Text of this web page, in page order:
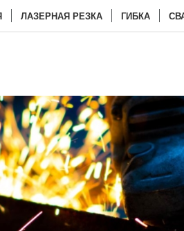
ЛАЗЕРНАЯ РЕЗКА ГИБКА